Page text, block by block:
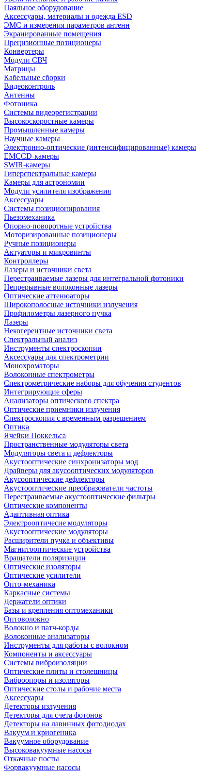
Паяльное оборудование
Аксессуары, материалы и одежда ESD
ЭМС и измерения параметров антенн
Экранированные помещения
Прецизионные позиционеры
Конвертеры
Модули СВЧ
Матрицы
Кабельные сборки
Видеоконтроль
Антенны
Фотоника
Cистемы видеорегистрации
Высокоскоростные камеры
Промышленные камеры
Научные камеры
Электронно-оптические (интенсифицированные) камеры
EMCCD-камеры
SWIR-камеры
Гиперспектральные камеры
Камеры для астрономии
Модули усилителя изображения
Аксессуары
Системы позиционирования
Пьезомеханика
Опорно-поворотные устройства
Моторизированные позиционеры
Ручные позиционеры
Актуаторы и микровинты
Контроллеры
Лазеры и источники света
Перестраиваемые лазеры для интегральной фотоники
Непрерывные волоконные лазеры
Оптические аттенюаторы
Широкополосные источники излучения
Профилометры лазерного пучка
Лазеры
Некогерентные источники света
Спектральный анализ
Инструменты спектроскопии
Аксессуары для спектрометрии
Монохроматоры
Волоконные спектрометры
Спектрометрические наборы для обучения студентов
Интегрирующие сферы
Анализаторы оптического спектра
Оптические приемники излучения
Спектроскопия с временным разрешением
Оптика
Ячейки Поккельса
Пространственные модуляторы света
Модуляторы света и дефлекторы
Акустооптические синхронизаторы мод
Драйверы для акусооптических модуляторов
Акусооптические дефлекторы
Акустооптические преобразователи частоты
Перестраиваемые акустооптические фильтры
Оптические компоненты
Адаптивная оптика
Электрооптичесие модуляторы
Акустооптические модуляторы
Расширители пучка и объективы
Магнитооптические устройства
Вращатели поляризации
Оптические изоляторы
Оптические усилители
Опто-механика
Каркасные системы
Держатели оптики
Базы и крепления оптомеханики
Оптоволокно
Волокно и патч-корды
Волоконные анализаторы
Инструменты для работы с волокном
Компоненты и аксессуары
Системы виброизоляции
Оптические плиты и столешницы
Виброопоры и изоляторы
Оптические столы и рабочие места
Аксессуары
Детекторы излучения
Детекторы для счета фотонов
Детекторы на лавинных фотодиодах
Вакуум и криогеника
Вакуумное оборудование
Высоковакуумные насосы
Откачные посты
Форвакуумные насосы